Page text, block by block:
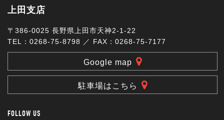
上田支店
〒386-0025 長野県上田市天神2-1-22
TEL：0268-75-8798 ／ FAX：0268-75-7177
Google map
駐車場はこちら
FOLLOW US